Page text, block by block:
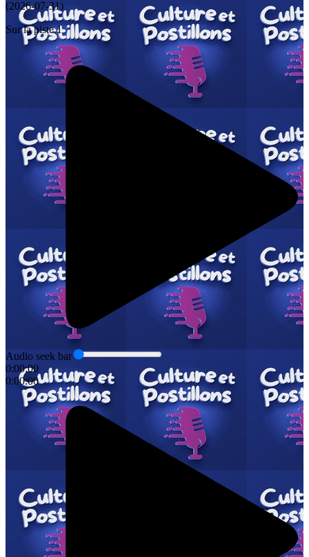
(2026-07-31)
Sur la piste 1
Audio seek bar
0:00:00
0:00:00